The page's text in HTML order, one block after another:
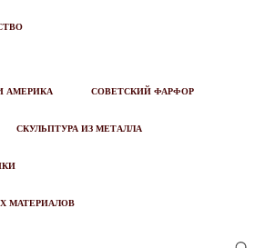
АМЕРИКА СОВЕТСКИЙ ФАРФОР
СКУЛЬПТУРА ИЗ МЕТАЛЛА
МАТЕРИАЛОВ